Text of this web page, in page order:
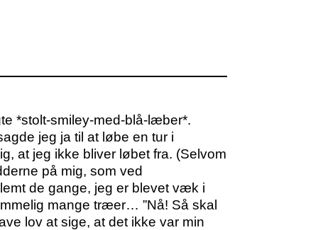
*stolt-smiley-med-blå-læber*.
jeg ja til at løbe en tur i
at jeg ikke bliver løbet fra. (Selvom
på mig, som ved
de gange, jeg er blevet væk i
mange træer… ”Nå! Så skal
lov at sige, at det ikke var min